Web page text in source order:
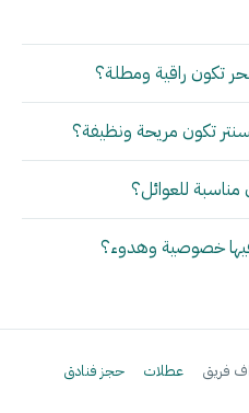
تكون راقية ومطلة؟
تكون مريحة ونظيفة؟
للعوائل؟
خصوصية وهدوء؟
فريق عطلات حجز فنادق